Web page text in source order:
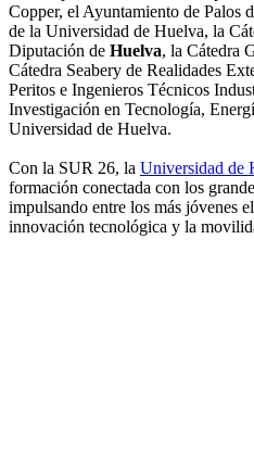
Copper, el Ayuntamiento de Palos
de la Universidad de Huelva, la
Diputación de Huelva, la Cátedra
Cátedra Seabery de Realidades
Peritos e Ingenieros Técnicos
Investigación en Tecnología,
Universidad de Huelva.
Con la SUR 26, la Universidad de
formación conectada con los
impulsando entre los más jóvenes
innovación tecnológica y la